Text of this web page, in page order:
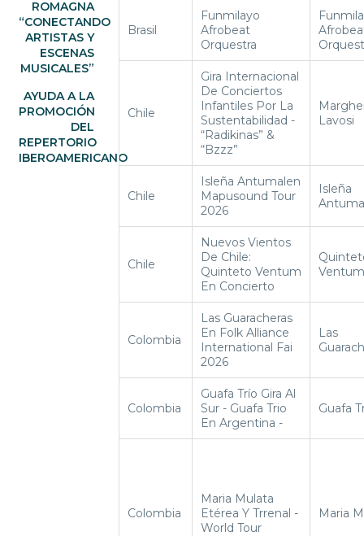
ROMAGNA
“CONECTANDO
ARTISTAS Y
ESCENAS
MUSICALES”
AYUDA A LA
PROMOCIÓN
DEL
REPERTORIO
IBEROAMERICANO
Brasil
Funmilayo
Afrobeat
Orquestra
Chile
Gira Internacional
De Conciertos
Infantiles Por La
Sustentabilidad -
“Radikinas” &
“Bzzz”
Lavosi
Chile
Isleña Antumalen
Mapusound Tour
2026
Isleña
Chile
Nuevos Vientos
De Chile:
Quinteto Ventum
En Concierto
Ventum
Colombia
Las Guaracheras
En Folk Alliance
International Fai
2026
Las
Colombia
Guafa Trío Gira Al
Sur - Guafa Trio
En Argentina -
Guafa
Colombia
Maria Mulata
Etérea Y Trrenal -
World Tour
Maria